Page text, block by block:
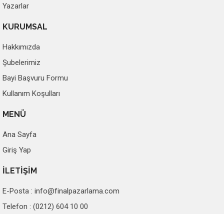
Yazarlar
KURUMSAL
Hakkımızda
Şubelerimiz
Bayi Başvuru Formu
Kullanım Koşulları
MENÜ
Ana Sayfa
Giriş Yap
İLETİŞİM
E-Posta : info@finalpazarlama.com
Telefon : (0212) 604 10 00